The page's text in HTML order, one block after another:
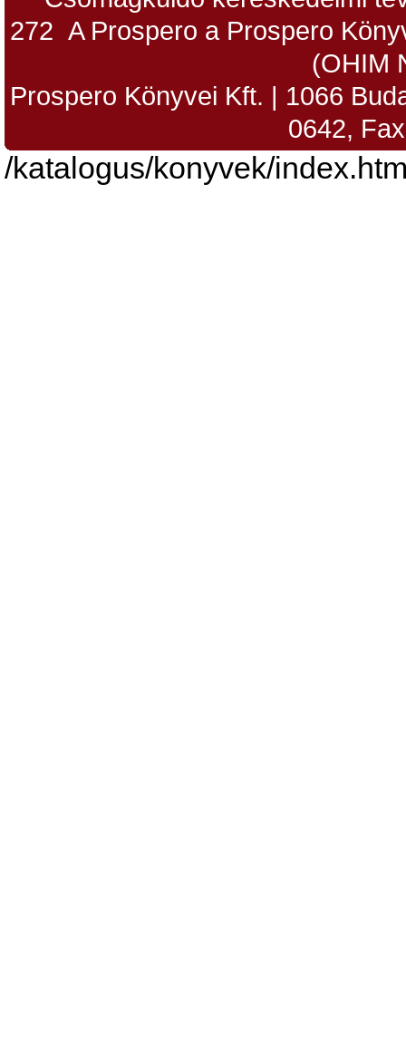
272 A Prospero a Prospero
(OHIM
Prospero Könyvei Kft. | 1066
0642,
/katalogus/konyvek/